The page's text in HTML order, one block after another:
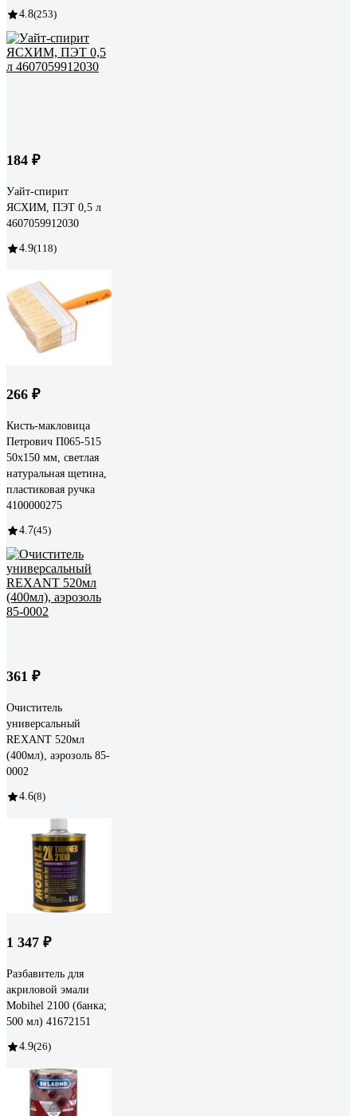
4.8(253)
184 ₽
Уайт-спирит
ЯСХИМ, ПЭТ 0,5 л
4607059912030
4.9(118)
266 ₽
Кисть-макловица
Петрович П065-515
50х150 мм, светлая
натуральная щетина,
пластиковая ручка
4100000275
4.7(45)
361 ₽
Очиститель
универсальный
REXANT 520мл
(400мл), аэрозоль 85-
0002
4.6(8)
1 347 ₽
Разбавитель для
акриловой эмали
Mobihel 2100 (банка;
500 мл) 41672151
4.9(26)